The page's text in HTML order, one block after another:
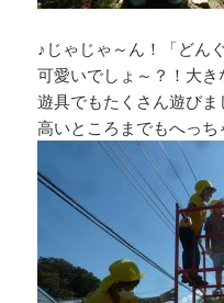
♪じゃじゃ～ん！「どん
可愛いでしょ～？！大
遊具でもたくさん遊びま
高いところまでもへっ